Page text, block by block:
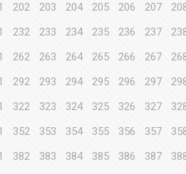
202 203 204 205 206 207
232 233 234 235 236 237
262 263 264 265 266 267
292 293 294 295 296 297
322 323 324 325 326 327
352 353 354 355 356 357
382 383 384 385 386 387